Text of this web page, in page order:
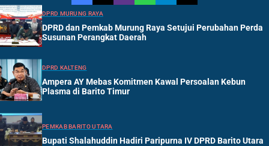
DPRD MURUNG RAYA
DPRD dan Pemkab Murung Raya Setujui Perubahan Perda
Susunan Perangkat Daerah
DPRD KALTENG
Ampera AY Mebas Komitmen Kawal Persoalan Kebun
Plasma di Barito Timur
PEMKAB BARITO UTARA
Bupati Shalahuddin Hadiri Paripurna IV DPRD Barito Utara